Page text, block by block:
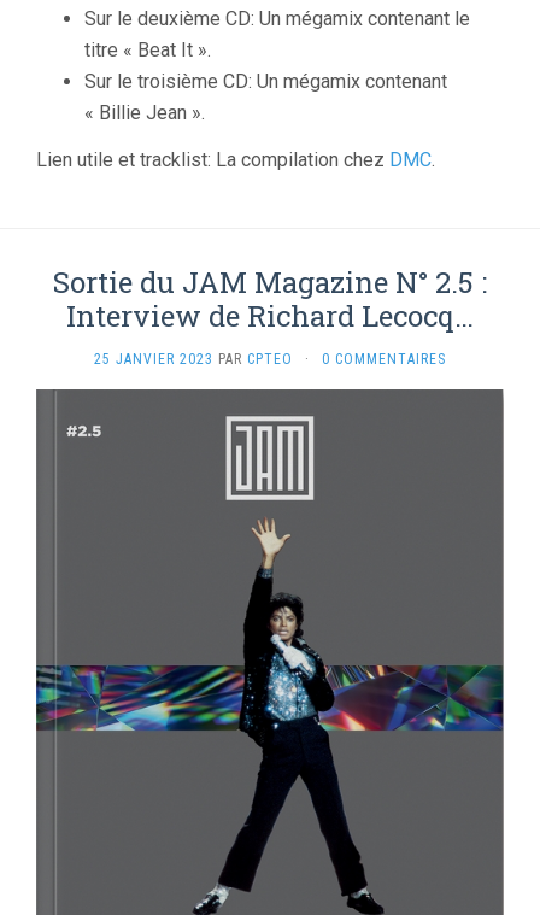
Sur le deuxième CD: Un mégamix contenant le
titre « Beat It ».
Sur le troisième CD: Un mégamix contenant
« Billie Jean ».
Lien utile et tracklist: La compilation chez DMC.
Sortie du JAM Magazine N° 2.5 :
Interview de Richard Lecocq…
25 JANVIER 2023 PAR CPTEO · 0 COMMENTAIRES